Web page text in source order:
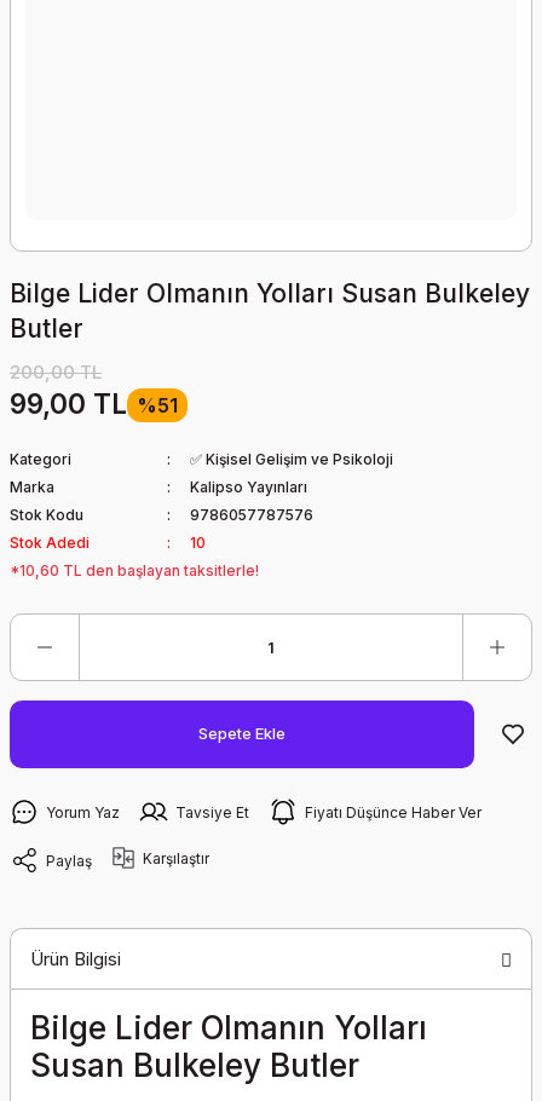
Bilge Lider Olmanın Yolları Susan Bulkeley
Butler
200,00 TL
99,00 TL %51
Kategori
✅ Kişisel Gelişim ve Psikoloji
Marka
Kalipso Yayınları
Stok Kodu
9786057787576
Stok Adedi
10
*10,60 TL den başlayan taksitlerle!
Sepete Ekle
Yorum Yaz Tavsiye Et Fiyatı Düşünce Haber Ver
Paylaş Karşılaştır
Ürün Bilgisi
Bilge Lider Olmanın Yolları
Susan Bulkeley Butler